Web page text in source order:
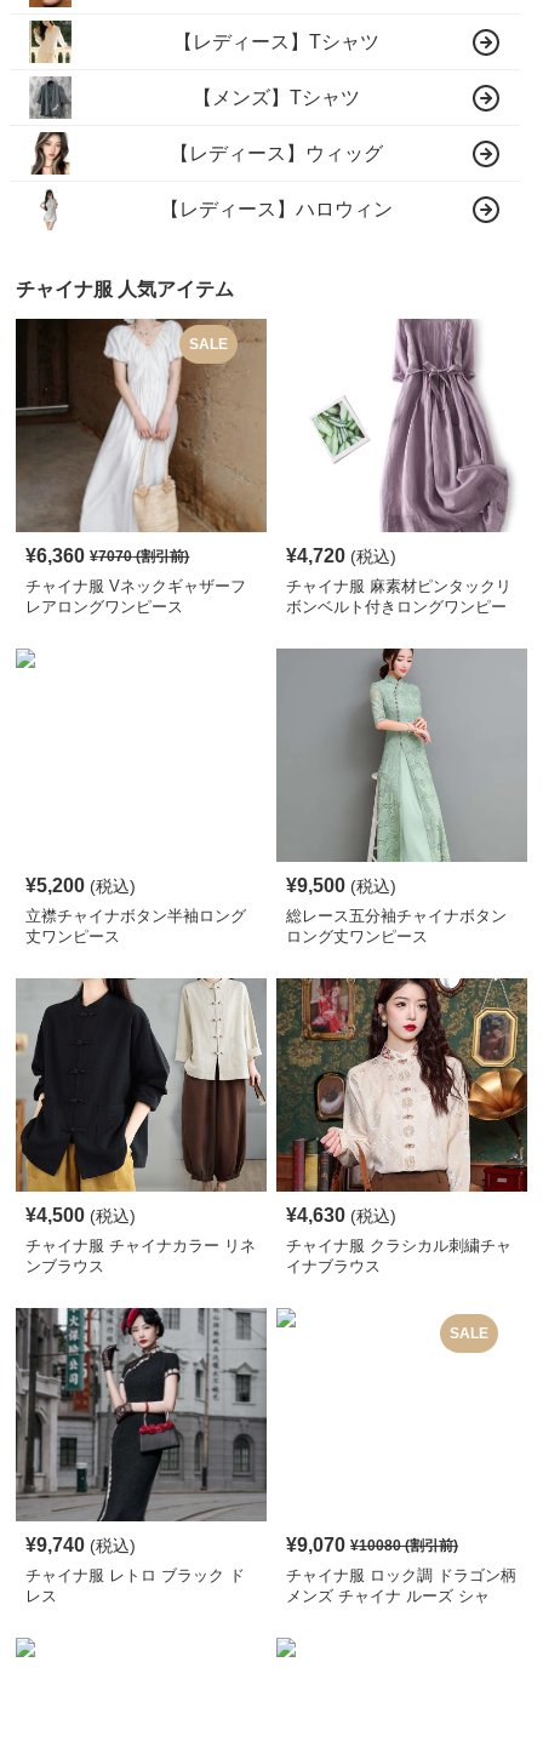
【レディース】Tシャツ
【メンズ】Tシャツ
【レディース】ウィッグ
【レディース】ハロウィン
チャイナ服 人気アイテム
SALE
¥6,360 ¥7070(割引前)
チャイナ服 Vネックギャザーフ
レアロングワンピース
¥4,720 (税込)
チャイナ服 麻素材ピンタックリ
ボンベルト付きロングワンピー
¥5,200 (税込)
立襟チャイナボタン半袖ロング
丈ワンピース
¥9,500 (税込)
総レース五分袖チャイナボタン
ロング丈ワンピース
¥4,500 (税込)
チャイナ服 チャイナカラー リネ
ンブラウス
¥4,630 (税込)
チャイナ服 クラシカル刺繍チャ
イナブラウス
¥9,740 (税込)
チャイナ服 レトロ ブラック ド
レス
SALE
¥9,070 ¥10080(割引前)
チャイナ服 ロック調 ドラゴン柄
メンズ チャイナ ルーズ シャ